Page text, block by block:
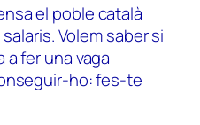
el poble català
Volem saber si
fer una vaga
ho: fes-te